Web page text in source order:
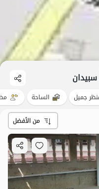
جميل الساحة
من الأفضل